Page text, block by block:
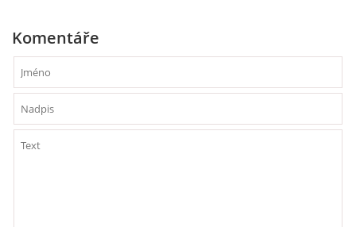
PÍSNĚ K TÉMATU LÉTO
Komentáře